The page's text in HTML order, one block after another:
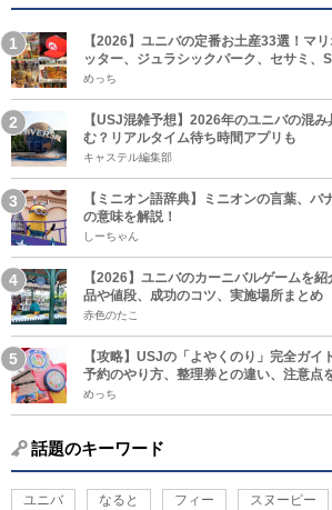
【2026】ユニバの定番お土産33選！マ
ッター、ジュラシックパーク、セサミ、
めっち
【USJ混雑予想】2026年のユニバの混
む？リアルタイム待ち時間アプリも
キャステル編集部
【ミニオン語辞典】ミニオンの言葉、
の意味を解説！
しーちゃん
【2026】ユニバのカーニバルゲームを
品や値段、成功のコツ、実施場所まとめ
赤色のたこ
【攻略】USJの「よやくのり」完全ガイ
予約のやり方、整理券との違い、注意点
めっち
話題のキーワード
ユニバ なると フィー スヌーピー